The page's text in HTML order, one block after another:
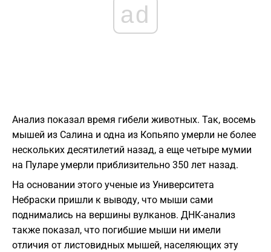
ad
Анализ показал время гибели животных. Так, восемь
мышей из Салина и одна из Копьяпо умерли не более
нескольких десятилетий назад, а еще четыре мумии
на Пуларе умерли приблизительно 350 лет назад.
На основании этого ученые из Университета
Небраски пришли к выводу, что мыши сами
поднимались на вершины вулканов. ДНК-анализ
также показал, что погибшие мыши ни имели
отличия от листовидных мышей, населяющих эту